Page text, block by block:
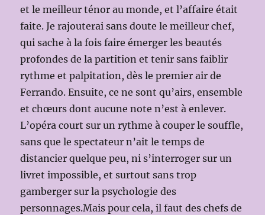
et le meilleur ténor au monde, et l’affaire était
faite. Je rajouterai sans doute le meilleur chef,
qui sache à la fois faire émerger les beautés
profondes de la partition et tenir sans faiblir
rythme et palpitation, dès le premier air de
Ferrando. Ensuite, ce ne sont qu’airs, ensemble
et chœurs dont aucune note n’est à enlever.
L’opéra court sur un rythme à couper le souffle,
sans que le spectateur n’ait le temps de
distancier quelque peu, ni s’interroger sur un
livret impossible, et surtout sans trop
gamberger sur la psychologie des
personnages.Mais pour cela, il faut des chefs de